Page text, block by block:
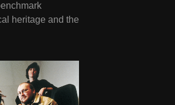
heritage and the